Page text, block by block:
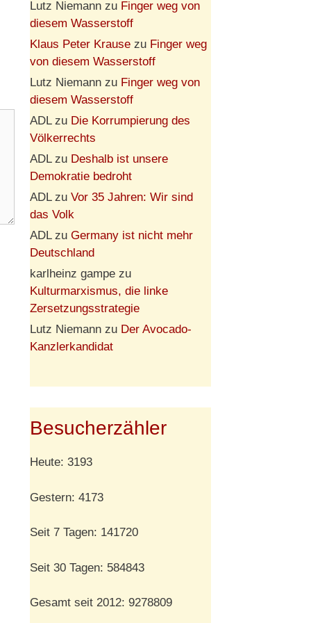
Lutz Niemann zu Finger weg von
diesem Wasserstoff
Klaus Peter Krause zu Finger weg
von diesem Wasserstoff
Lutz Niemann zu Finger weg von
diesem Wasserstoff
ADLzu Die Korrumpierung des
Völkerrechts
ADLzu Deshalb ist unsere
Demokratie bedroht
ADLzu Vor 35 Jahren: Wir sind
das Volk
ADLzu Germany ist nicht mehr
Deutschland
karlheinz gampe zu
Kulturmarxismus, die linke
Zersetzungsstrategie
Lutz Niemann zu Der Avocado-
Kanzlerkandidat
Besucherzähler
Heute: 3193
Gestern: 4173
Seit 7 Tagen: 141720
Seit 30 Tagen: 584843
Gesamt seit 2012: 9278809